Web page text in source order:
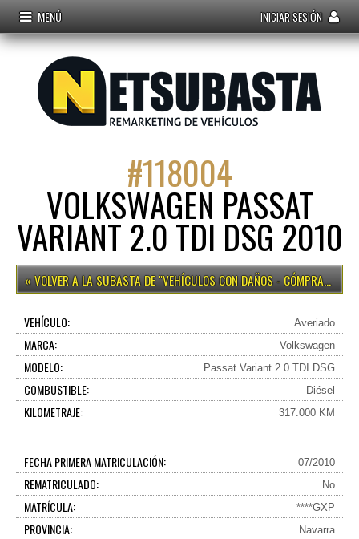
MENÚ INICIAR SESIÓN
#118004
VOLKSWAGEN PASSAT
VARIANT 2.0 TDI DSG 2010
VEHÍCULOS CON DAÑOS - CÓMPRALO YA
VEHÍCULO: Averiado
MARCA: Volkswagen
MODELO: Passat Variant 2.0 TDI DSG
COMBUSTIBLE: Diésel
KILOMETRAJE: 317.000 KM
FECHA PRIMERA MATRICULACIÓN: 07/2010
REMATRICULADO: No
MATRÍCULA: ****GXP
PROVINCIA: Navarra